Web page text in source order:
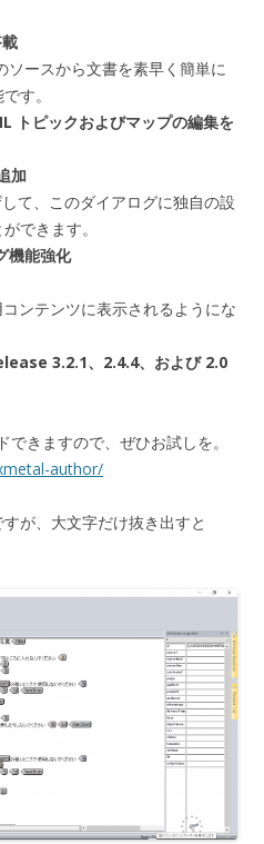
ースから文書を素早く簡単に
す。
ピックおよびマップの編集を
加
て、このダイアログに独自の設
できます。
機能強化
ンテンツに表示されるようにな
3.2.1、2.4.4、および 2.0
きますので、ぜひお試しを。
author/
が、大文字だけ抜き出すと